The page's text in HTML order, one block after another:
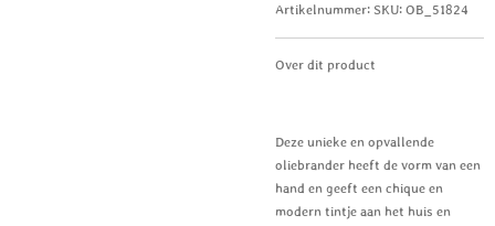
Artikelnummer: SKU: OB_51824
Over dit product
Deze unieke en opvallende
oliebrander heeft de vorm van een
hand en geeft een chique en
modern tintje aan het huis en